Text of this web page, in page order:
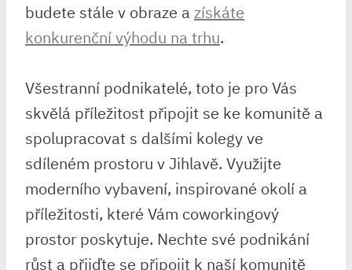
budete stále v obraze a získáte
konkurenční výhodu na trhu.
Všestranní podnikatelé, toto je pro Vás
skvělá příležitost připojit se ke komunitě a
spolupracovat s dalšími kolegy ve
sdíleném prostoru v Jihlavě. Využijte
moderního vybavení, inspirované okolí a
příležitosti, které Vám coworkingový
prostor poskytuje. Nechte své podnikání
růst a přijďte se připojit k naší komunitě